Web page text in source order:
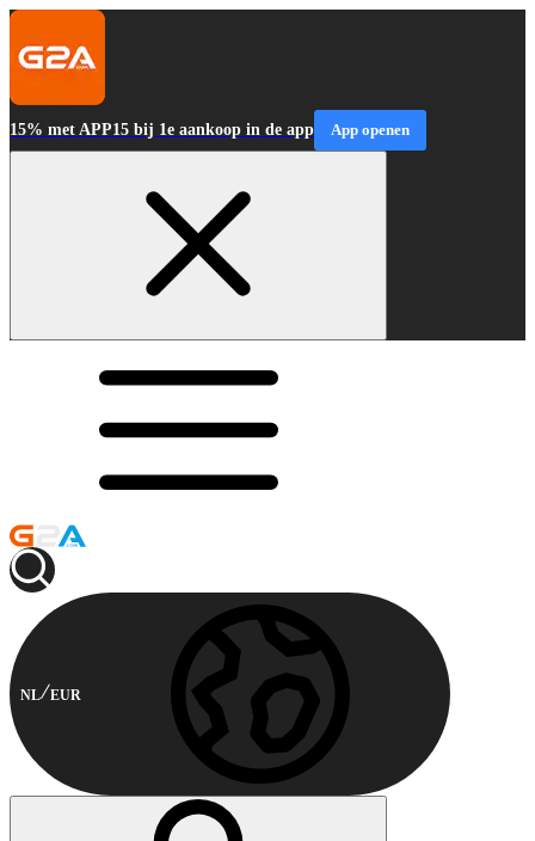
15% met APP15 bij 1e aankoop in de app App openen
NL EUR